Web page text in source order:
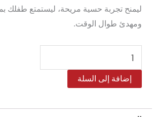
ليمنح تجربة حسية مريحة، ليستمتع طفلك
ومهدئ طوال الوقت.
كمية
طقم
لحاف
إضافة إلى السلة